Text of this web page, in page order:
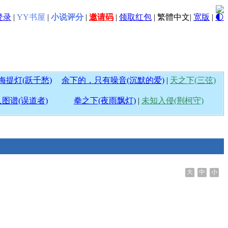
录 | YY书屋 | 小说评分 | 邀请码 | 领取红包 | 繁體中文| 宽版 | 🌓
提灯(跃千愁) 余下的，只有噪音(沉默的爱) | 天之下(三弦)
图谱(误道者) 拳之下(夜雨飘灯) | 未知入侵(荆柯守)
大 中 小